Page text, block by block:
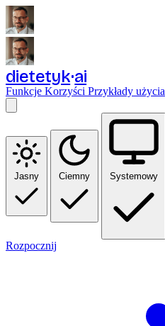
dietetyk ai
Funkcje Korzyści Przykłady użycia
Jasny Ciemny Systemowy
Rozpocznij